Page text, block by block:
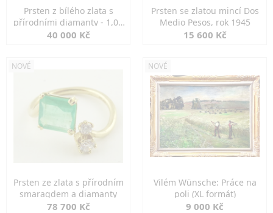
Prsten z bílého zlata s
přírodními diamanty - 1,00
ct
40 000 Kč
Prsten se zlatou mincí Dos
Medio Pesos, rok 1945
15 600 Kč
NOVÉ
Prsten ze zlata s přírodním
smaragdem a diamanty
78 700 Kč
NOVÉ
Vilém Wünsche: Práce na
poli (XL formát)
9 000 Kč